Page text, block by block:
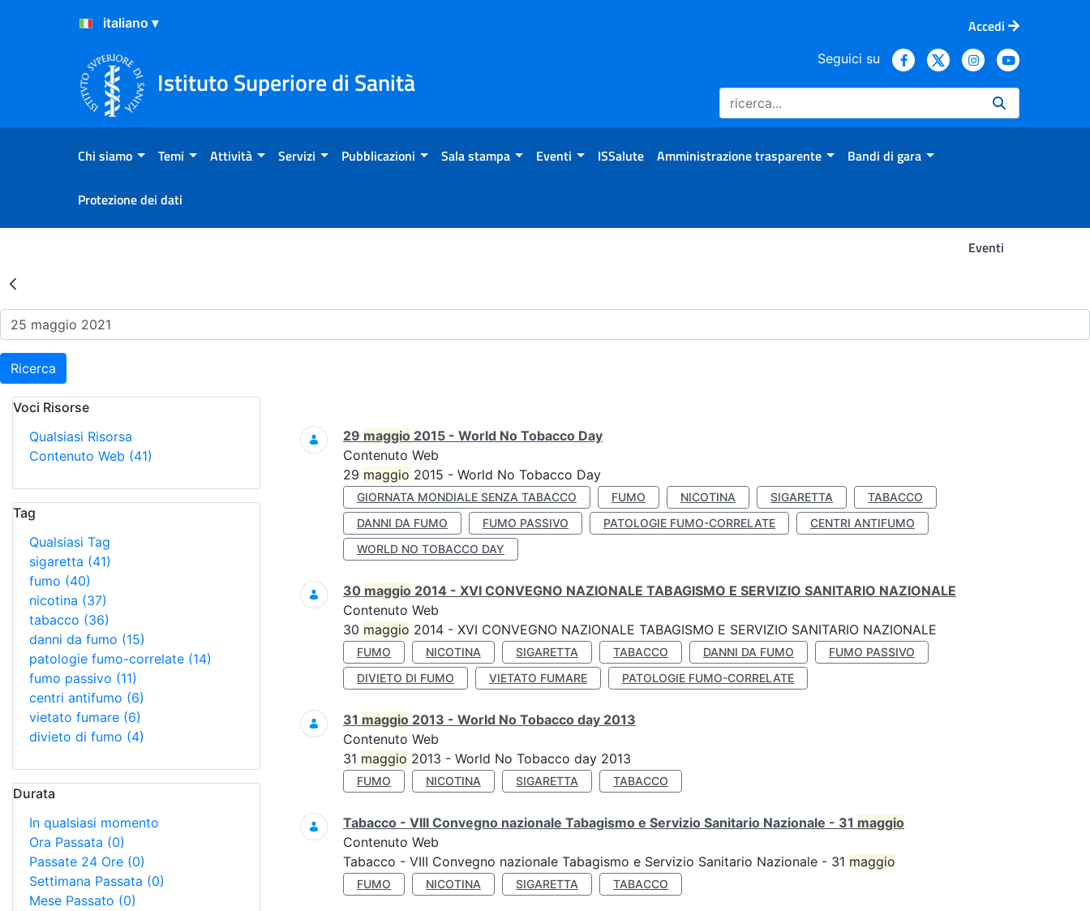
Salta al Contenuto
Salta al Footer
Accedi
Istituto Superiore di Sanità
Seguici su
Chi siamo Temi Attività Servizi Pubblicazioni Sala stampa Eventi ISSalute Amministrazione trasparente Bandi di gara
Protezione dei dati
Eventi
Risultati della Ricerca - Eventi
Ricerca
Voci Risorse
Qualsiasi Risorsa
Contenuto Web (41)
Tag
Qualsiasi Tag
sigaretta (41)
fumo (40)
nicotina (37)
tabacco (36)
danni da fumo (15)
patologie fumo-correlate (14)
fumo passivo (11)
centri antifumo (6)
vietato fumare (6)
divieto di fumo (4)
Durata
In qualsiasi momento
Ora Passata (0)
Passate 24 Ore (0)
Settimana Passata (0)
Mese Passato (0)
Ricerca
29 maggio 2015 - World No Tobacco Day
Contenuto Web
29 maggio 2015 - World No Tobacco Day
GIORNATA MONDIALE SENZA TABACCO FUMO NICOTINA SIGARETTA
TABACCO
DANNI DA FUMO
FUMO PASSIVO PATOLOGIE FUMO-CORRELATE
CENTRI ANTIFUMO
WORLD NO TOBACCO DAY
30 maggio 2014 - XVI CONVEGNO NAZIONALE TABAGISMO E SERVIZIO SANITARIO NAZIONALE
Contenuto Web
30 maggio 2014 - XVI CONVEGNO NAZIONALE TABAGISMO E SERVIZIO SANITARIO NAZIONALE
FUMO NICOTINA SIGARETTA TABACCO DANNI DA FUMO
FUMO PASSIVO
DIVIETO DI FUMO
VIETATO FUMARE PATOLOGIE FUMO-CORRELATE
31 maggio 2013 - World No Tobacco day 2013
Contenuto Web
31 maggio 2013 - World No Tobacco day 2013
FUMO NICOTINA SIGARETTA TABACCO
Tabacco - VIII Convegno nazionale Tabagismo e Servizio Sanitario Nazionale - 31 maggio
Contenuto Web
Tabacco - VIII Convegno nazionale Tabagismo e Servizio Sanitario Nazionale - 31 maggio
FUMO NICOTINA SIGARETTA TABACCO